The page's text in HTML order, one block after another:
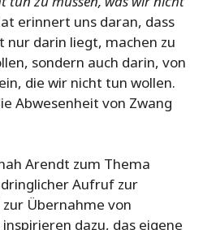
erinnert uns daran, dass
nur darin liegt, machen zu
sondern auch darin, von
die wir nicht tun wollen.
Abwesenheit von Zwang
Arendt zum Thema
Aufruf zur
Übernahme von
dazu, das eigene